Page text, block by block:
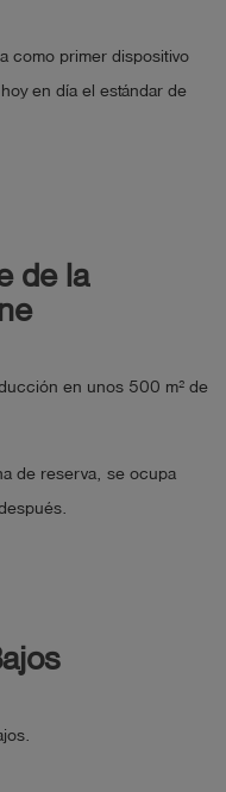
como primer dispositivo
en día el estándar de
de la
en unos 500 m² de
de reserva, se ocupa